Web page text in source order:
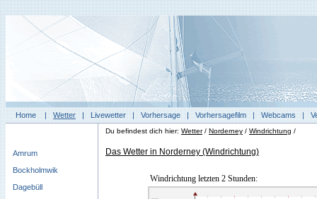
Home|Wetter|Livewetter|Vorhersage|Vorhersagefilm|Webcams|
Amrum
Bockholmwik
Dagebüll
Du befindest dich hier: Wetter/ Norderney / Windrichtung /
Das Wetter in Norderney (Windrichtung)
Windrichtung letzten 2 Stunden: